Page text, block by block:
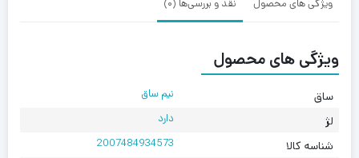
ویژگی های محصول نقد و بررسی‌ها (0)
ویژگی های محصول
ساق نیم ساق
لژ دارد
شناسه کالا 2007484934573